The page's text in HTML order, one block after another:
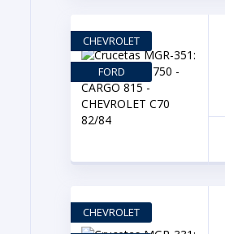
CHEVROLET
FORD
CHEVROLET